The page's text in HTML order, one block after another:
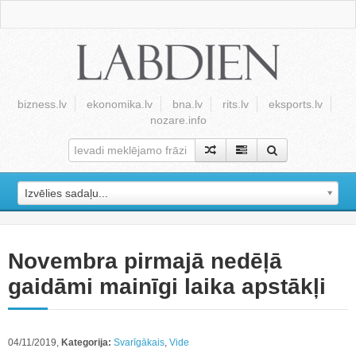
bizness.lv ekonomika.lv bna.lv rits.lv
eksports.lv
nozare.info
Izvēlies sadaļu...
Novembra pirmajā nedēļā
gaidāmi mainīgi laika apstākļi
04/11/2019, Kategorija: Svarīgākais, Vide